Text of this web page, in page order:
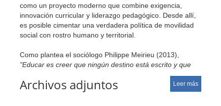
como un proyecto moderno que combine exigencia,
innovación curricular y liderazgo pedagógico. Desde allí,
es posible cimentar una verdadera política de movilidad
social con rostro humano y territorial.
Como plantea el sociólogo Philippe Meirieu (2013),
"Educar es creer que ningún destino está escrito y que
toda persona es educable si las condiciones son las
adecuadas". Esa premisa debe ser el corazón de los
Liceos Bicentenario.
Leer más
Archivos adjuntos